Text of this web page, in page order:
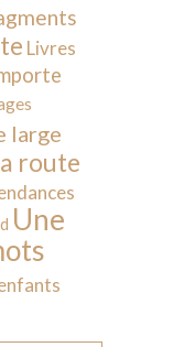
Livres
large
route
Une